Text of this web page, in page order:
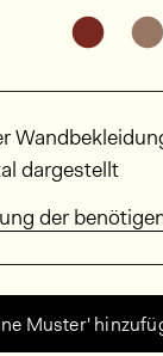
dargestellt
der
Muster'